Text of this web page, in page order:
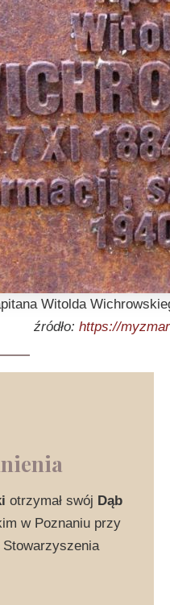
Witolda
źródło: https://
otrzymał swój Dąb
w Poznaniu przy